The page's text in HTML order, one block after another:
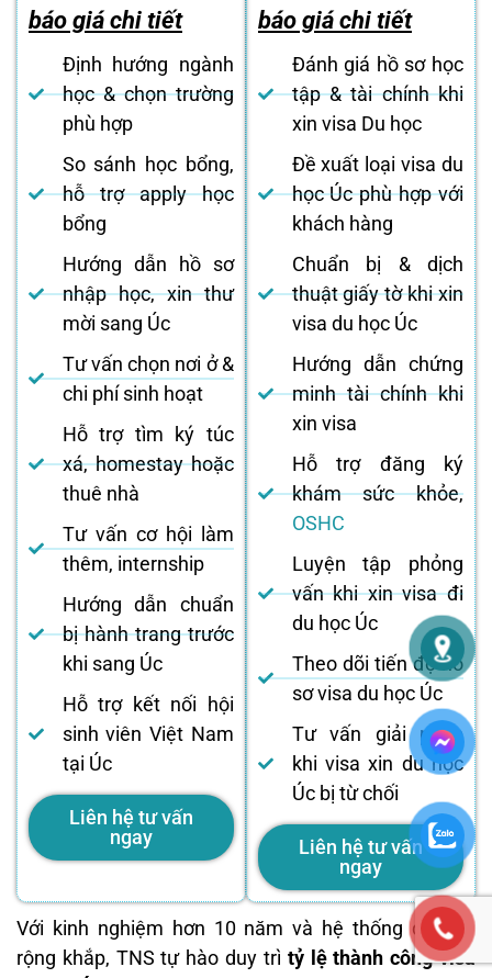
báo giá chi tiết
Định hướng ngành
học & chọn trường
phù hợp
So sánh học bổng,
hỗ trợ apply học
bổng
Hướng dẫn hồ sơ
nhập học, xin thư
mời sang Úc
Tư vấn chọn nơi ở &
chi phí sinh hoạt
Hỗ trợ tìm ký túc
xá, homestay hoặc
thuê nhà
Tư vấn cơ hội làm
thêm, internship
Hướng dẫn chuẩn
bị hành trang trước
khi sang Úc
Hỗ trợ kết nối hội
sinh viên Việt Nam
tại Úc
Liên hệ tư vấn
ngay
báo giá chi tiết
Đánh giá hồ sơ học
tập & tài chính khi
xin visa Du học
Đề xuất loại visa du
học Úc phù hợp với
khách hàng
Chuẩn bị & dịch
thuật giấy tờ khi xin
visa du học Úc
Hướng dẫn chứng
minh tài chính khi
xin visa
Hỗ trợ đăng ký
khám sức khỏe,
OSHC
Luyện tập phỏng
vấn khi xin visa đi
du học Úc
Theo dõi tiến độ hồ
sơ visa du học Úc
Tư vấn giải pháp
khi visa xin du học
Úc bị từ chối
Liên hệ tư vấn
ngay
Với kinh nghiệm hơn 10 năm và hệ thống đối tác
rộng khắp, TNS tự hào duy trì tỷ lệ thành công visa